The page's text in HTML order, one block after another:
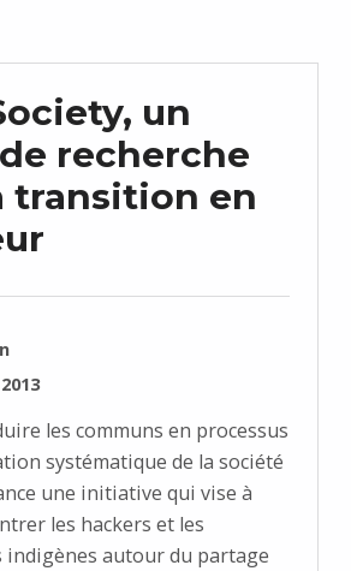
un
recherche
transition en
les communs en processus
systématique de la société
une initiative qui vise à
les hackers et les
indigènes autour du partage